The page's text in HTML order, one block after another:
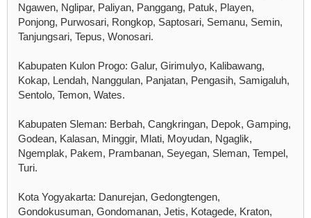
Ngawen, Nglipar, Paliyan, Panggang, Patuk, Playen,
Ponjong, Purwosari, Rongkop, Saptosari, Semanu, Semin,
Tanjungsari, Tepus, Wonosari.
Kabupaten Kulon Progo: Galur, Girimulyo, Kalibawang,
Kokap, Lendah, Nanggulan, Panjatan, Pengasih, Samigaluh,
Sentolo, Temon, Wates.
Kabupaten Sleman: Berbah, Cangkringan, Depok, Gamping,
Godean, Kalasan, Minggir, Mlati, Moyudan, Ngaglik,
Ngemplak, Pakem, Prambanan, Seyegan, Sleman, Tempel,
Turi.
Kota Yogyakarta: Danurejan, Gedongtengen,
Gondokusuman, Gondomanan, Jetis, Kotagede, Kraton,